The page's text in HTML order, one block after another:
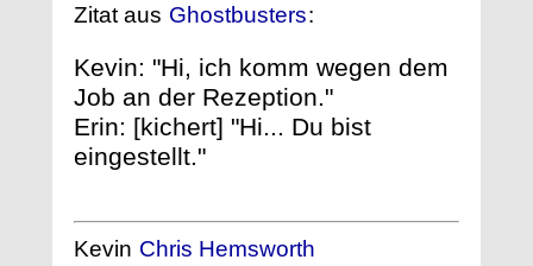
Zitat aus Ghostbusters:
Kevin: "Hi, ich komm wegen dem
Job an der Rezeption."
Erin: [kichert] "Hi... Du bist
eingestellt."
Kevin Chris Hemsworth